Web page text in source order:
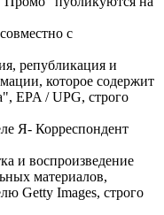
с
републикация и
которое содержит
EPA / UPG, строго
Я- Корреспондент
и воспроизведение
материалов,
Getty Images, строго